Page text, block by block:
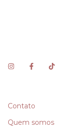
Contato
Quem somos